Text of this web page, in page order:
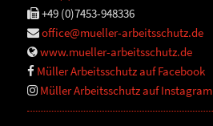
+49 (0)7453-948336
office@mueller-arbeitsschutz.de
www.mueller-arbeitsschutz.de
Müller Arbeitsschutz auf Facebook
Müller Arbeitsschutz auf Instagram